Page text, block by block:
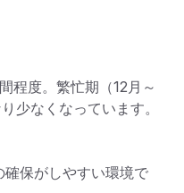
程度。繁忙期（12月～
少なくなっています。
保がしやすい環境で